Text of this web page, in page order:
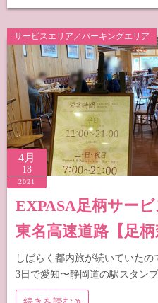
サービスエリア／パーキングエリア
4月
18
2021
EXPASA足柄サー
東名高速道路【足
しばらく都内旅が続いていた
3日で愛知〜静岡道の駅スタン